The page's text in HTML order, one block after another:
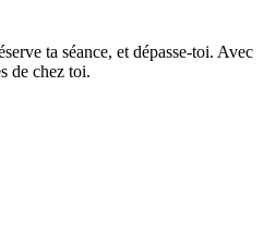
ta séance, et dépasse-toi. Avec
de chez toi.